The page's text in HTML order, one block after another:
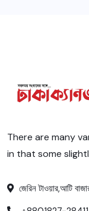
There are many
in that some
জেরিন টাওয়ার,আটি